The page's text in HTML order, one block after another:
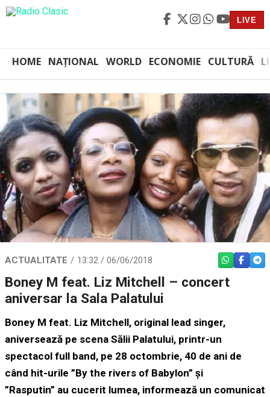
LIVE
HOME NAȚIONAL WORLD ECONOMIE CULTURĂ
ACTUALITATE 13:32 / 06/06/2018 WHATSAPP
Boney M feat. Liz Mitchell – concert
aniversar la Sala Palatului
Boney M feat. Liz Mitchell, original lead singer,
aniversează pe scena Sălii Palatului, printr-un
spectacol full band, pe 28 octombrie, 40 de ani de
când hit-urile ”By the rivers of Babylon” şi
”Rasputin” au cucerit lumea, informează un comunicat